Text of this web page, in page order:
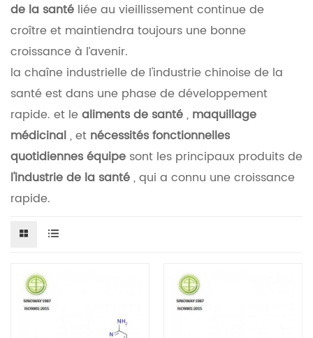
de la santé liée au vieillissement continue de
croître et maintiendra toujours une bonne
croissance à l’avenir.
la chaîne industrielle de l'industrie chinoise de la
santé est dans une phase de développement
rapide. et le aliments de santé, maquillage
médicinal, et nécessités fonctionnelles
quotidienneséquipe sont les principaux produits de
l'industrie de la santé, qui a connu une croissance
rapide.